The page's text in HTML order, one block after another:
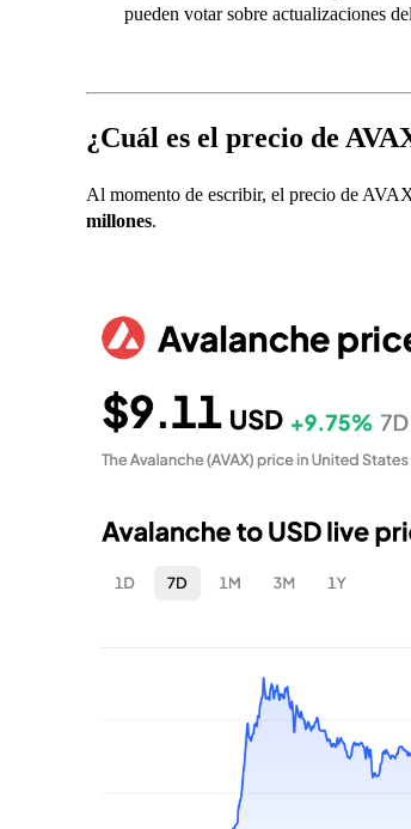
pueden votar sobre actualizaciones
¿Cuál es el precio de
Al momento de escribir, el precio de
millones.